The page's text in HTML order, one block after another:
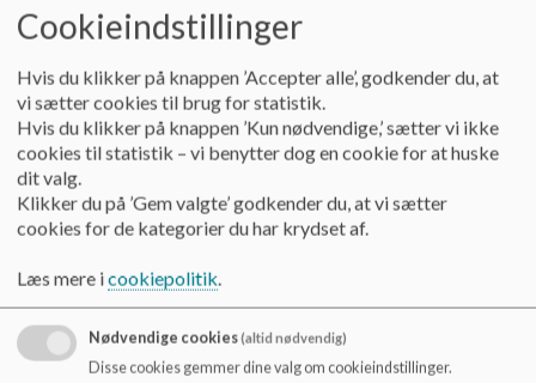
Dokumenter
Mariager Kommunes Antimobbestrategi
Datapolitik
Solpolitik
Cookieindstillinger
Hvis du klikker på knappen ’Accepter alle’, godkender du, at
vi sætter cookies til brug for statistik.
Hvis du klikker på knappen ’Kun nødvendige,’ sætter vi ikke
cookies til statistik – vi benytter dog en cookie for at huske
dit valg.
Klikker du på ’Gem valgte’ godkender du, at vi sætter
cookies for de kategorier du har krydset af.
Læs mere icookiepolitik.
Nødvendige cookies(altid nødvendig)
Disse cookies gemmer dine valg om cookieindstillinger.